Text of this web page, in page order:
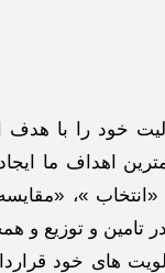
اینترنتی ادبازار به طوررسمی
اهداف ما
»،
و توزیع و
های خود